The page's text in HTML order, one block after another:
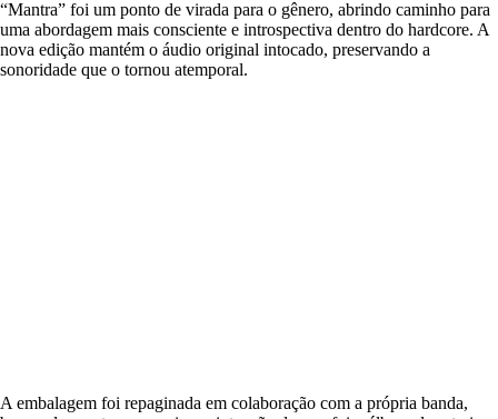
“Mantra” foi um ponto de virada para o gênero, abrindo caminho para
uma abordagem mais consciente e introspectiva dentro do hardcore. A
nova edição mantém o áudio original intocado, preservando a
sonoridade que o tornou atemporal.
A embalagem foi repaginada em colaboração com a própria banda,